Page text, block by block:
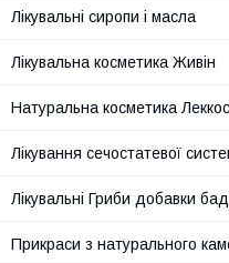
Лікувальні сиропи і масла
Лікувальна косметика Живін
Натуральна косметика Леккос
Лікування сечостатевої
Лікувальні Гриби добавки
Прикраси з натурального